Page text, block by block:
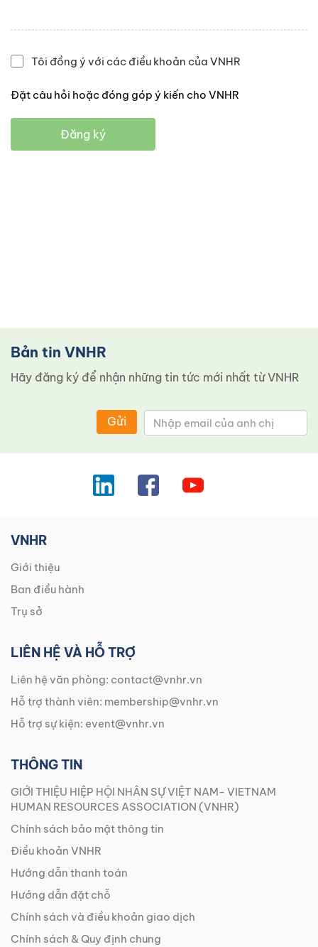
Tôi đồng ý với các điều khoản của VNHR
Đặt câu hỏi hoặc đóng góp ý kiến cho VNHR
Đăng ký
Bản tin VNHR
Hãy đăng ký để nhận những tin tức mới nhất từ ​​VNHR
Gửi
VNHR
Giới thiệu
Ban điều hành
Trụ sở
LIÊN HỆ VÀ HỖ TRỢ
Liên hệ văn phòng: contact@vnhr.vn
Hỗ trợ thành viên: membership@vnhr.vn
Hỗ trợ sự kiện: event@vnhr.vn
THÔNG TIN
GIỚI THIỆU HIỆP HỘI NHÂN SỰ VIỆT NAM- VIETNAM
HUMAN RESOURCES ASSOCIATION (VNHR)
Chính sách bảo mật thông tin
Điều khoản VNHR
Hướng dẫn thanh toán
Hướng dẫn đặt chỗ
Chính sách và điều khoản giao dịch
Chính sách & Quy định chung